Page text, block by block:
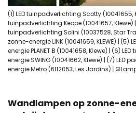
(1) LED tuinpadverlichting Scotty (10041655,
tuinpadverlichting Keope (10041657, Klewe) |
tuinpadverlichting Solini (10037528, Star
zonne-energie LINK (10041659, KLEWE) | (5)
energie PLANET B (10041658, Klewe) | (6)
energie SWING (10041662, Klewe) | (7) LED
energie Metro (6112053, Les Jardins) |
Wandlampen op zonne-